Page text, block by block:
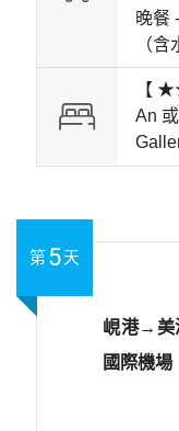
晚餐 -
（含
【
An
第5天
峴港→美
國際機場